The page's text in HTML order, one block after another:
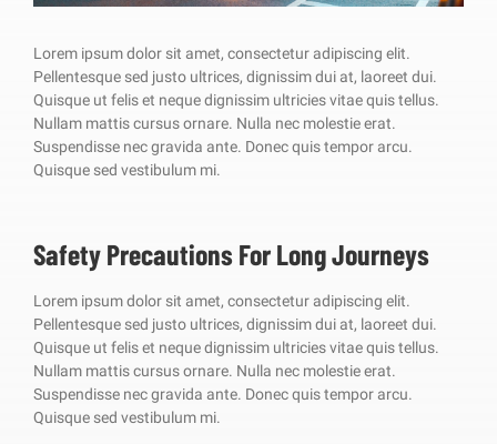
Lorem ipsum dolor sit amet, consectetur adipiscing elit.
Pellentesque sed justo ultrices, dignissim dui at, laoreet dui.
Quisque ut felis et neque dignissim ultricies vitae quis tellus.
Nullam mattis cursus ornare. Nulla nec molestie erat.
Suspendisse nec gravida ante. Donec quis tempor arcu.
Quisque sed vestibulum mi.
Safety Precautions For Long Journeys
Lorem ipsum dolor sit amet, consectetur adipiscing elit.
Pellentesque sed justo ultrices, dignissim dui at, laoreet dui.
Quisque ut felis et neque dignissim ultricies vitae quis tellus.
Nullam mattis cursus ornare. Nulla nec molestie erat.
Suspendisse nec gravida ante. Donec quis tempor arcu.
Quisque sed vestibulum mi.